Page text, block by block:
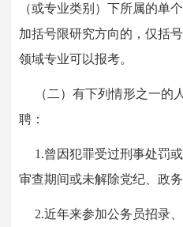
（或专业类别）下所属的单
加括号限研究方向的，仅括
领域专业可以报考。
（二）有下列情形之一的
聘：
1.曾因犯罪受过刑事处罚
审查期间或未解除党纪、政务
2.近年来参加公务员招录、